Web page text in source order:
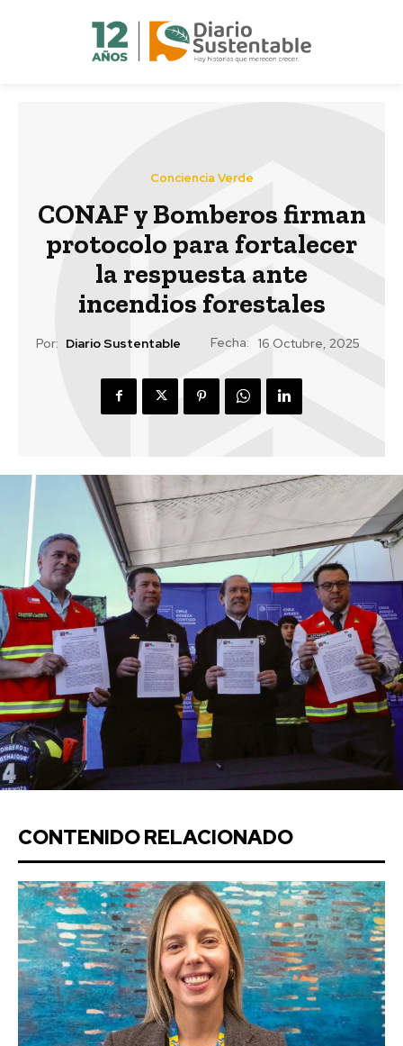
Conciencia Verde
CONAF y Bomberos firman
protocolo para fortalecer
la respuesta ante
incendios forestales
Por: Diario Sustentable Fecha: 16 Octubre, 2025
CONTENIDO RELACIONADO